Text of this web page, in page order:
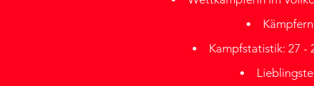
Kampfstatistik: 27 -